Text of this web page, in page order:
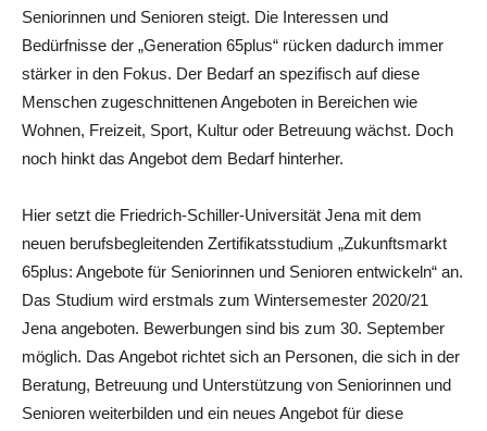
Seniorinnen und Senioren steigt. Die Interessen und
Bedürfnisse der „Generation 65plus“ rücken dadurch immer
stärker in den Fokus. Der Bedarf an spezifisch auf diese
Menschen zugeschnittenen Angeboten in Bereichen wie
Wohnen, Freizeit, Sport, Kultur oder Betreuung wächst. Doch
noch hinkt das Angebot dem Bedarf hinterher.
Hier setzt die Friedrich-Schiller-Universität Jena mit dem
neuen berufsbegleitenden Zertifikatsstudium „Zukunftsmarkt
65plus: Angebote für Seniorinnen und Senioren entwickeln“ an.
Das Studium wird erstmals zum Wintersemester 2020/21
Jena angeboten. Bewerbungen sind bis zum 30. September
möglich. Das Angebot richtet sich an Personen, die sich in der
Beratung, Betreuung und Unterstützung von Seniorinnen und
Senioren weiterbilden und ein neues Angebot für diese